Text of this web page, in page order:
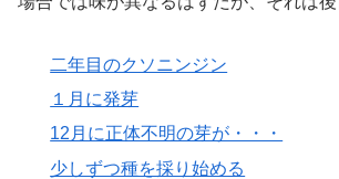
二年目のクソニンジン
１月に発芽
12月に正体不明の芽が・・・
少しずつ種を採り始める